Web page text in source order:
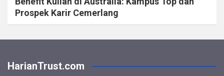
Prospek Karir Cemerlang
HarianTrust.com